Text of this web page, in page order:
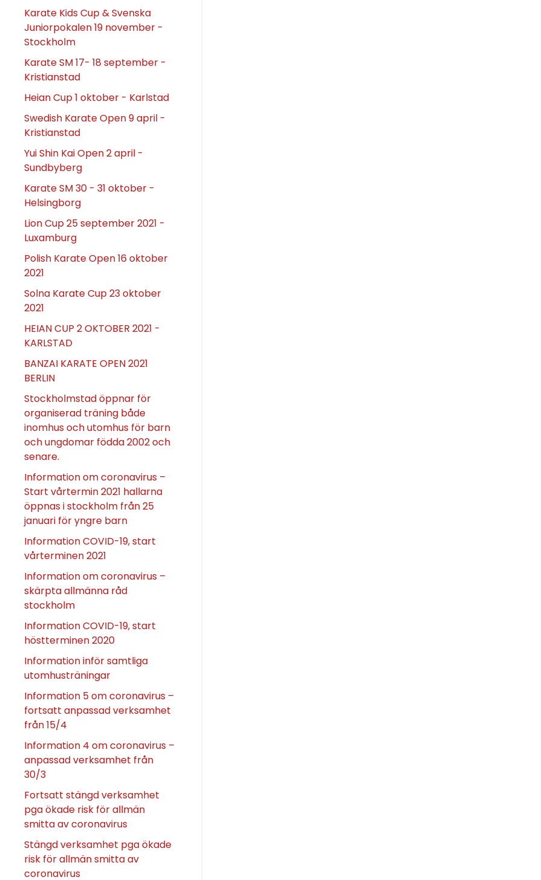
Karate Kids Cup & Svenska
Juniorpokalen 19 november -
Stockholm
Karate SM 17- 18 september -
Kristianstad
Heian Cup 1 oktober - Karlstad
Swedish Karate Open 9 april -
Kristianstad
Yui Shin Kai Open 2 april -
Sundbyberg
Karate SM 30 - 31 oktober -
Helsingborg
Lion Cup 25 september 2021 -
Luxamburg
Polish Karate Open 16 oktober
2021
Solna Karate Cup 23 oktober
2021
HEIAN CUP 2 OKTOBER 2021 -
KARLSTAD
BANZAI KARATE OPEN 2021
BERLIN
Stockholmstad öppnar för
organiserad träning både
inomhus och utomhus för barn
och ungdomar födda 2002 och
senare.
Information om coronavirus –
Start vårtermin 2021 hallarna
öppnas i stockholm från 25
januari för yngre barn
Information COVID-19, start
vårterminen 2021
Information om coronavirus –
skärpta allmänna råd
stockholm
Information COVID-19, start
höstterminen 2020
Information inför samtliga
utomhusträningar
Information 5 om coronavirus –
fortsatt anpassad verksamhet
från 15/4
Information 4 om coronavirus –
anpassad verksamhet från
30/3
Fortsatt stängd verksamhet
pga ökade risk för allmän
smitta av coronavirus
Stängd verksamhet pga ökade
risk för allmän smitta av
coronavirus